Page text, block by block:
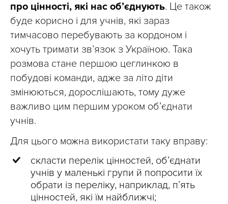
про цінності, які нас об’єднують. Це також
буде корисно і для учнів, які зараз
тимчасово перебувають за кордоном і
хочуть тримати зв’язок з Україною. Така
розмова стане першою цеглинкою в
побудові команди, адже за літо діти
змінюються, дорослішають, тому дуже
важливо цим першим уроком об’єднати
учнів.
Для цього можна використати таку вправу:
скласти перелік цінностей, об’єднати
учнів у маленькі групи й попросити їх
обрати із переліку, наприклад, п’ять
цінностей, які їм найближчі;